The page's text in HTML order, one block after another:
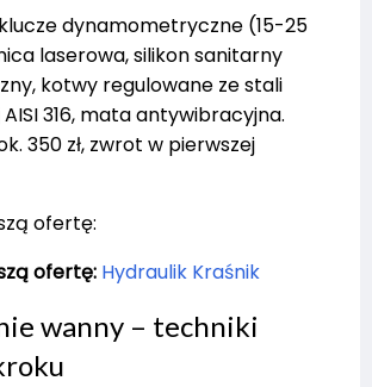
dynamometryczne (15-25
laserowa, silikon sanitarny
kotwy regulowane ze stali
316, mata antywibracyjna.
350 zł, zwrot w pierwszej
ofertę:
ofertę: Hydraulik Kraśnik
wanny – techniki